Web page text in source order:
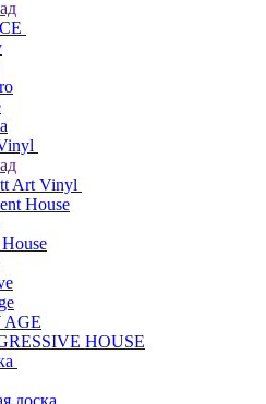
Art Vinyl
House
AGE
HOUSE
доска